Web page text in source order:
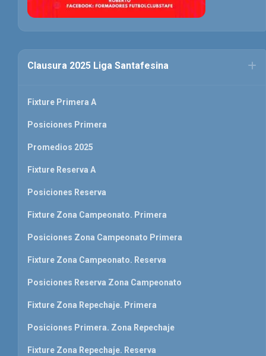
Clausura 2025 Liga Santafesina
Fixture Primera A
Posiciones Primera
Promedios 2025
Fixture Reserva A
Posiciones Reserva
Fixture Zona Campeonato. Primera
Posiciones Zona Campeonato Primera
Fixture Zona Campeonato. Reserva
Posiciones Reserva Zona Campeonato
Fixture Zona Repechaje. Primera
Posiciones Primera. Zona Repechaje
Fixture Zona Repechaje. Reserva